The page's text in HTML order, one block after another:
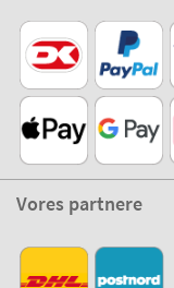
Vores partnere